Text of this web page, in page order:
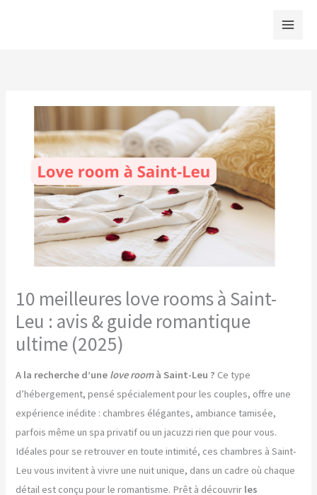
10 meilleures love rooms à Saint-
Leu : avis & guide romantique
ultime (2025)
A la recherche d’une love roomà Saint-Leu ? Ce type
d’hébergement, pensé spécialement pour les couples, offre une
expérience inédite : chambres élégantes, ambiance tamisée,
parfois même un spa privatif ou un jacuzzi rien que pour vous.
Idéales pour se retrouver en toute intimité, ces chambres à Saint-
Leu vous invitent à vivre une nuit unique, dans un cadre où chaque
détail est conçu pour le romantisme. Prêt à découvrir les